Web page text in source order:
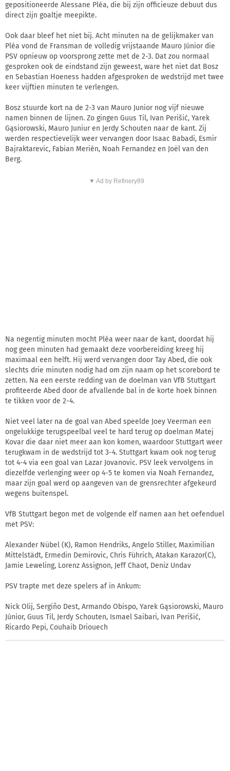
gepositioneerde Alessane Pléa, die bij zijn officieuze debuut dus
direct zijn goaltje meepikte.
Ook daar bleef het niet bij. Acht minuten na de gelijkmaker van
Pléa vond de Fransman de volledig vrijstaande Mauro Júnior die
PSV opnieuw op voorsprong zette met de 2-3. Dat zou normaal
gesproken ook de eindstand zijn geweest, ware het niet dat Bosz
en Sebastian Hoeness hadden afgesproken de wedstrijd met twee
keer vijftien minuten te verlengen.
Bosz stuurde kort na de 2-3 van Mauro Junior nog vijf nieuwe
namen binnen de lijnen. Zo gingen Guus Til, Ivan Perišić, Yarek
Gąsiorowski, Mauro Juniur en Jerdy Schouten naar de kant. Zij
werden respectievelijk weer vervangen door Isaac Babadi, Esmir
Bajraktarevic, Fabian Merién, Noah Fernandez en Joël van den
Berg.
▼ Ad by Refinery89
Na negentig minuten mocht Pléa weer naar de kant, doordat hij
nog geen minuten had gemaakt deze voorbereiding kreeg hij
maximaal een helft. Hij werd vervangen door Tay Abed, die ook
slechts drie minuten nodig had om zijn naam op het scorebord te
zetten. Na een eerste redding van de doelman van VfB Stuttgart
profiteerde Abed door de afvallende bal in de korte hoek binnen
te tikken voor de 2-4.
Niet veel later na de goal van Abed speelde Joey Veerman een
ongelukkige terugspeelbal veel te hard terug op doelman Matej
Kovar die daar niet meer aan kon komen, waardoor Stuttgart weer
terugkwam in de wedstrijd tot 3-4. Stuttgart kwam ook nog terug
tot 4-4 via een goal van Lazar Jovanovic. PSV leek vervolgens in
diezelfde verlenging weer op 4-5 te komen via Noah Fernandez,
maar zijn goal werd op aangeven van de grensrechter afgekeurd
wegens buitenspel.
VfB Stuttgart begon met de volgende elf namen aan het oefenduel
met PSV:
Alexander Nübel (K), Ramon Hendriks, Angelo Stiller, Maximilian
Mittelstädt, Ermedin Demirovic, Chris Führich, Atakan Karazor(C),
Jamie Leweling, Lorenz Assignon, Jeff Chaot, Deniz Undav
PSV trapte met deze spelers af in Ankum:
Nick Olij, Sergiño Dest, Armando Obispo, Yarek Gąsiorowski, Mauro
Júnior, Guus Til, Jerdy Schouten, Ismael Saibari, Ivan Perišić,
Ricardo Pepi, Couhaib Driouech